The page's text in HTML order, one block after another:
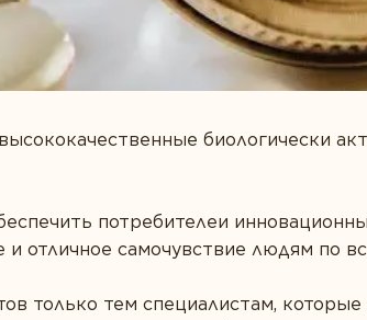
биологически
потребителеи
отличное самочувствие людям по
только тем специалистам,